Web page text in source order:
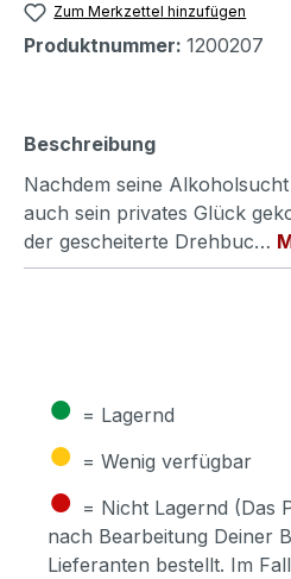
Zum Merkzettel hinzufügen
Produktnummer: 1200207
Beschreibung
Nachdem seine
auch sein privates Glück
der gescheiterte Drehbuc…
● = Lagernd
● = Wenig verfügbar
● = Nicht Lagernd (Das
nach Bearbeitung Deiner
Lieferanten bestellt. Im